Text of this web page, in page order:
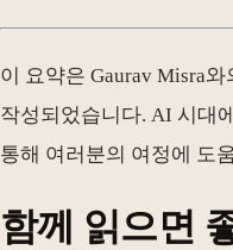
이 요약은 Gaurav Misra
작성되었습니다. AI 시대
통해 여러분의 여정에 도
함께 읽으면